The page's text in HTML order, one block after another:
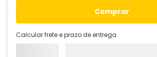
comprar
Calcular frete e prazo de entrega